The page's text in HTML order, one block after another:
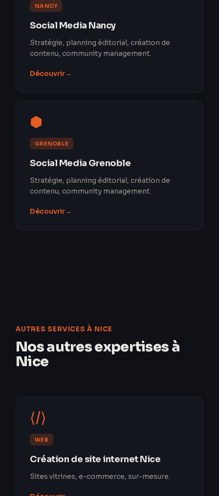
NANCY
Social Media Nancy
Stratégie, planning éditorial, création de
contenu, community management.
Découvrir→
⬢
GRENOBLE
Social Media Grenoble
Stratégie, planning éditorial, création de
contenu, community management.
Découvrir→
AUTRES SERVICES À NICE
Nos autres expertises à
Nice
⟨/⟩
WEB
Création de site internet Nice
Sites vitrines, e-commerce, sur-mesure.